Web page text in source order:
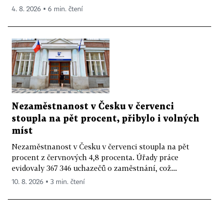
4. 8. 2026 ▪ 6 min. čtení
Nezaměstnanost v Česku v červenci
stoupla na pět procent, přibylo i volných
míst
Nezaměstnanost v Česku v červenci stoupla na pět
procent z červnových 4,8 procenta. Úřady práce
evidovaly 367 346 uchazečů o zaměstnání, což...
10. 8. 2026 ▪ 3 min. čtení